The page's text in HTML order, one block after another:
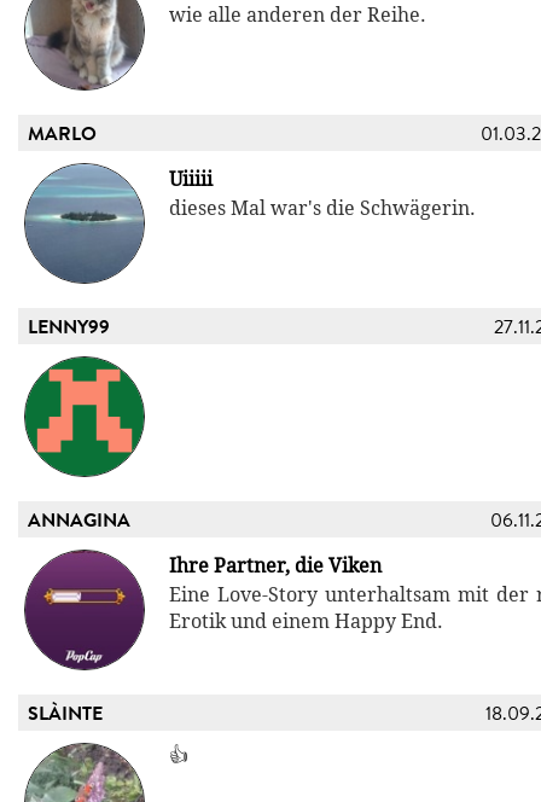
wie alle anderen der Reihe.
MARLO
Uiiiii
dieses Mal war's die Schwägerin.
LENNY99
ANNAGINA
Ihre Partner, die Viken
Eine Love-Story unterhaltsam mit der
Erotik und einem Happy End.
SLÀINTE
👍